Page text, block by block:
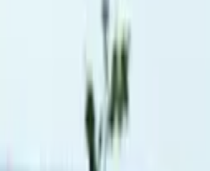
Melusina Tours